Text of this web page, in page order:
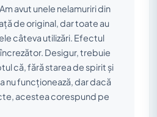
avut unele nelamuriri din
de original, dar toate au
câteva utilizări. Efectul
Desigur, trebuie
că, fără starea de spirit și
nu funcționează, dar dacă
acestea corespund pe